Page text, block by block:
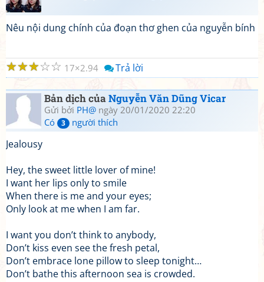
Nêu nội dung chính của đoạn thơ ghen của nguyễn bính
☆
☆
☆
☆
☆ 17 2.94 Trả lời
Bản dịch củaNguyễn Văn Dũng Vicar
Gửi bởi PH@ ngày 20/01/2020 22:20
Có
3 người thích
Jealousy
Hey, the sweet little lover of mine!
I want her lips only to smile
When there is me and your eyes;
Only look at me when I am far.
I want you don’t think to anybody,
Don’t kiss even see the fresh petal,
Don’t embrace lone pillow to sleep tonight…
Don’t bathe this afternoon sea is crowded.